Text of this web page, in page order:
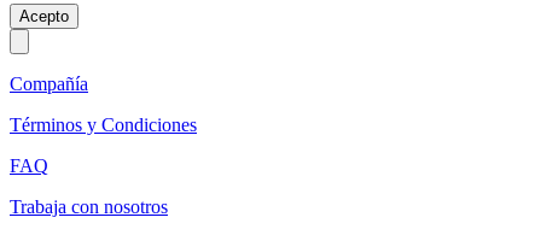
Acepto
Compañía
Términos y Condiciones
FAQ
Trabaja con nosotros